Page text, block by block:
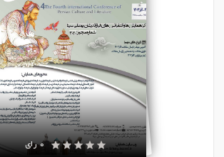
0 رای